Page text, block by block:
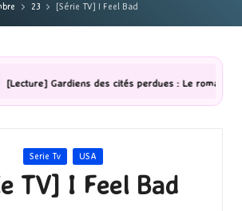
23 [Série TV] I Feel Bad
Gardiens des cités perdues : Le roman graphique
Posted
Serie Tv USA
TV] I Feel Bad